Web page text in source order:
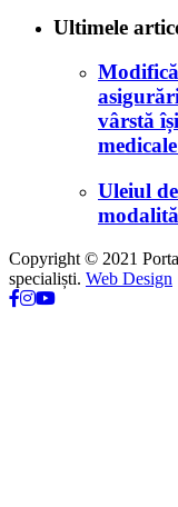
Ultimele
vârstă
Uleiul
Copyright © 2021
specialiști. Web Design